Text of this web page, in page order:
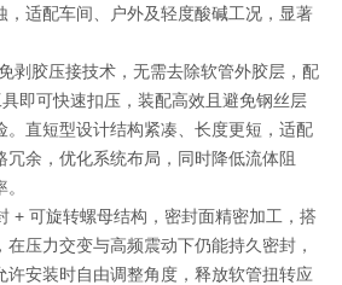
，适配车间、户外及轻度酸碱工况，显著
剥胶压接技术，无需去除软管外胶层，配
即可快速扣压，装配高效且避免钢丝层
直短型设计结构紧凑、长度更短，适配
冗余，优化系统布局，同时降低流体阻
+ 可旋转螺母结构 ，密封面精密加工，搭
压力交变与高频震动下仍能持久密封，
安装时自由调整角度， 释放软管扭转应